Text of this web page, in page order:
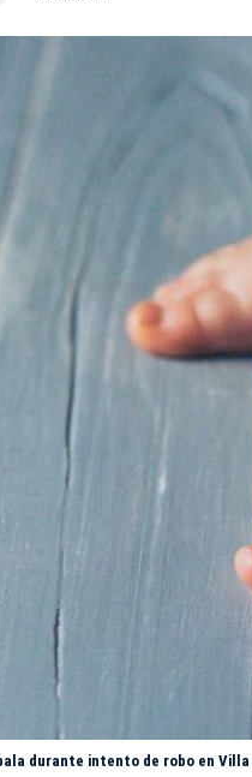
durante intento de robo en